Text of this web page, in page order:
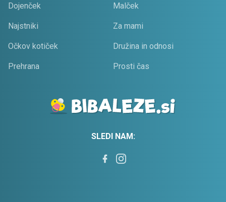
Dojenček Malček
Najstniki Za mami
Očkov kotiček Družina in odnosi
Prehrana Prosti čas
SLEDI NAM: